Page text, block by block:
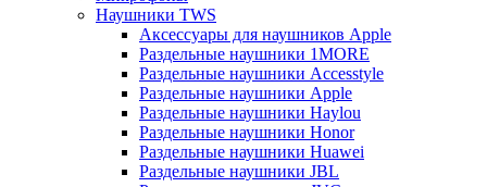
Наушники TWS
Аксессуары для наушников Apple
Раздельные наушники 1MORE
Раздельные наушники Accesstyle
Раздельные наушники Apple
Раздельные наушники Haylou
Раздельные наушники Honor
Раздельные наушники Huawei
Раздельные наушники JBL